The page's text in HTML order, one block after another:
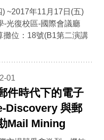
~2017年11月17日(五)
-光復校區-國際會議廳
攤位：18號(B1第二演講
01
件時代下的電子
Discovery 與郵
Mail Mining